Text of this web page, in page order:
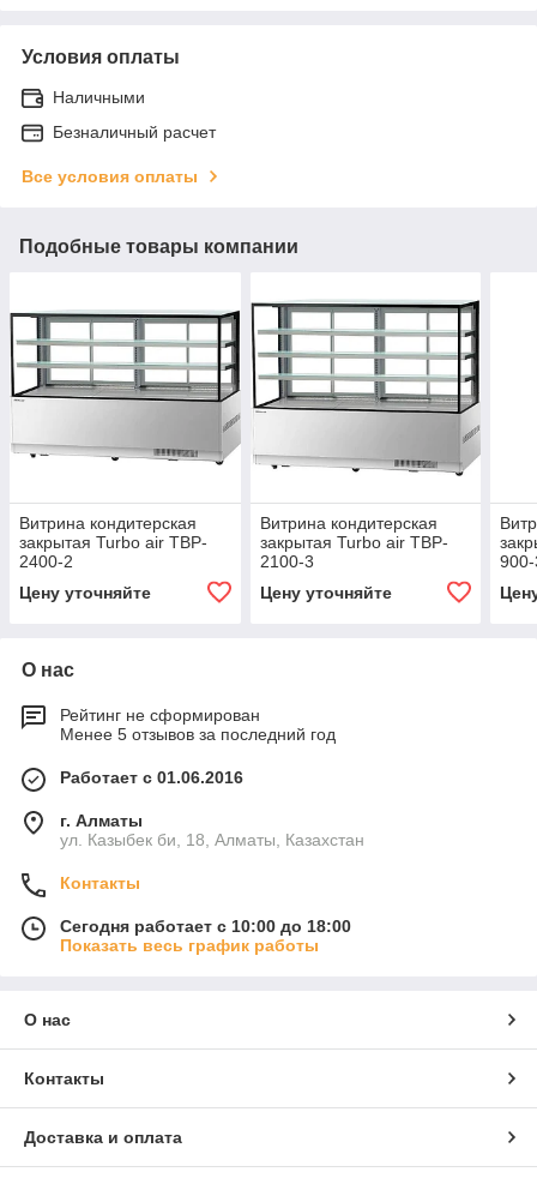
Условия оплаты
Наличными
Безналичный расчет
Все условия оплаты
Подобные товары компании
Витрина кондитерская
закрытая Turbo air TBP-
2400-2
Цену уточняйте
Витрина кондитерская
закрытая Turbo air TBP-
2100-3
Цену уточняйте
О нас
Рейтинг не сформирован
Менее 5 отзывов за последний год
Работает с 01.06.2016
г. Алматы
ул. Казыбек би, 18, Алматы, Казахстан
Контакты
Сегодня работает с 10:00 до 18:00
Показать весь график работы
О нас
Контакты
Доставка и оплата